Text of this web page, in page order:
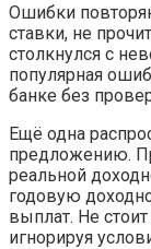
Ошибки
ставки, не
столкнулся с
популярная
банке без
Ещё одна
предложению.
реальной
годовую
выплат. Не
игнорируя